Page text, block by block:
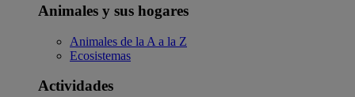
Animales y sus hogares
Animales de la A a la Z
Ecosistemas
Actividades